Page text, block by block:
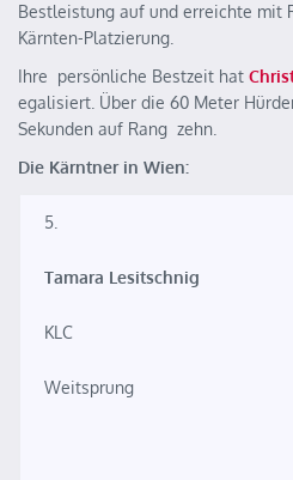
Bestleistung auf und erreichte mit
Kärnten-Platzierung.
Ihre persönliche Bestzeit hat
egalisiert. Über die 60 Meter
Sekunden auf Rang zehn.
Die Kärntner in Wien:
5.
Tamara Lesitschnig
KLC
Weitsprung